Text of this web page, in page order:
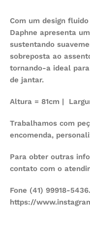
Com um design
Daphne apresenta
sustentando
sobreposta ao
tornando-a ideal
de jantar.
Altura = 81cm |
Trabalhamos com
encomenda,
Para obter outras
contato com o
Fone (41) 99918-5436.
https://